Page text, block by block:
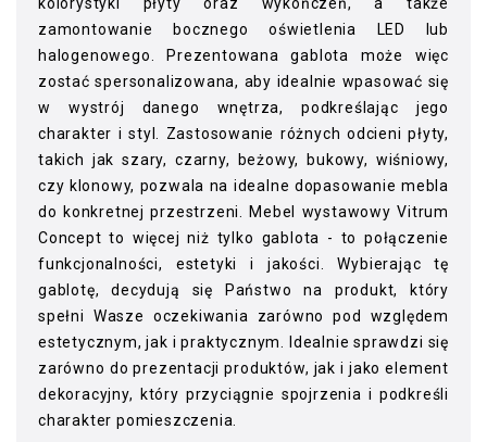
zamontowanie bocznego oświetlenia LED lub
halogenowego. Prezentowana gablota może więc
zostać spersonalizowana, aby idealnie wpasować się
w wystrój danego wnętrza, podkreślając jego
charakter i styl. Zastosowanie różnych odcieni płyty,
takich jak szary, czarny, beżowy, bukowy, wiśniowy,
czy klonowy, pozwala na idealne dopasowanie mebla
do konkretnej przestrzeni. Mebel wystawowy Vitrum
Concept to więcej niż tylko gablota - to połączenie
funkcjonalności, estetyki i jakości. Wybierając tę
gablotę, decydują się Państwo na produkt, który
spełni Wasze oczekiwania zarówno pod względem
estetycznym, jak i praktycznym. Idealnie sprawdzi się
zarówno do prezentacji produktów, jak i jako element
dekoracyjny, który przyciągnie spojrzenia i podkreśli
charakter pomieszczenia.